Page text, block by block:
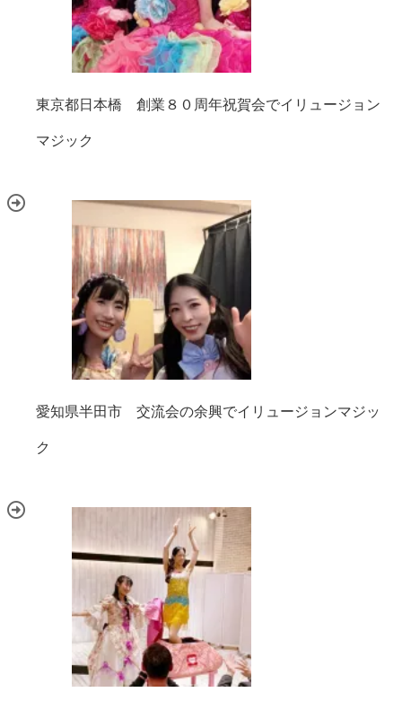
東京都日本橋 創業８０周年祝賀会でイリュージョン
マジック
愛知県半田市 交流会の余興でイリュージョンマジッ
ク